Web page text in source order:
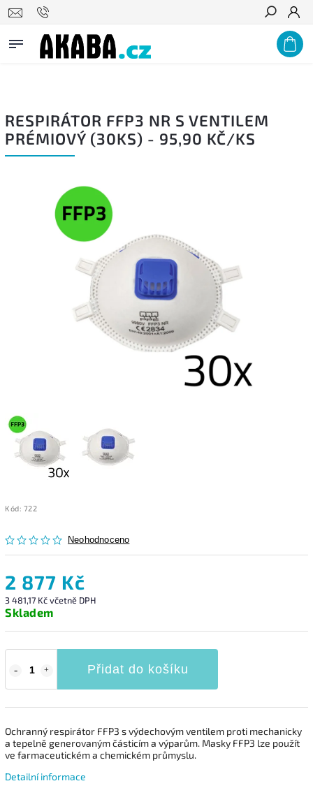
PODNIKŮM A ZDRAVOTNICKÝM ZAŘÍZENÍM NABÍZÍME VÝRAZNÉ
VELKOOBCHODNÍ SLEVY, POPTEJTE U NÁS! Hledat
RESPIRÁTOR FFP3 NR S VENTILEM
PRÉMIOVÝ (30KS) - 95,90 KČ/KS
Kód: 722
Neohodnoceno
2 877 Kč
3 481,17 Kč včetně DPH
Skladem
Přidat do košíku
Ochranný respirátor FFP3 s výdechovým ventilem proti mechanicky
a tepelně generovaným částicím a výparům. Masky FFP3 lze použít
ve farmaceutickém a chemickém průmyslu.
Detailní informace